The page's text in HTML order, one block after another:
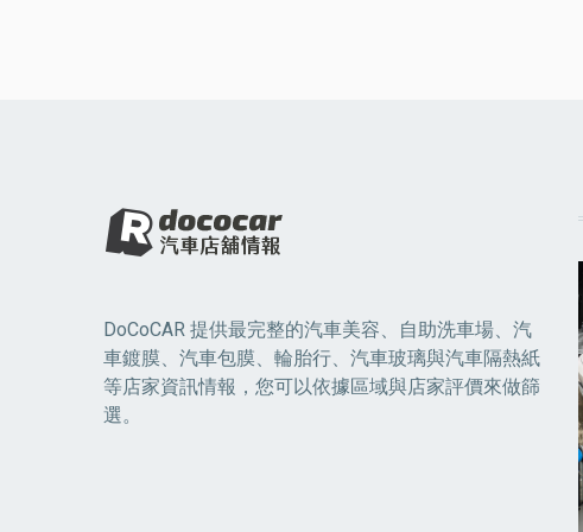
DoCoCAR 提供最完整的汽車美容、自助洗車場、汽
車鍍膜、汽車包膜、輪胎行、汽車玻璃與汽車隔熱紙
等店家資訊情報，您可以依據區域與店家評價來做篩
選。